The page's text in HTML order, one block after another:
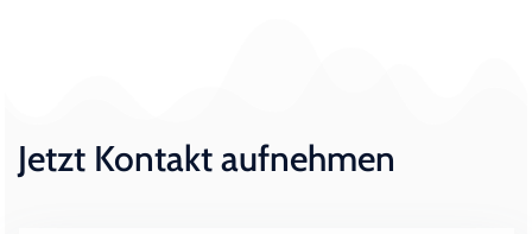
Jetzt Kontakt aufnehmen